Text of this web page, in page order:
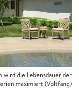
die Lebensdauer der
maximiert (Voltfang)